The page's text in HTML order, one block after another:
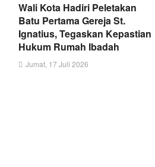
Wali Kota Hadiri Peletakan
Batu Pertama Gereja St.
Ignatius, Tegaskan Kepastian
Hukum Rumah Ibadah
Jumat, 17 Juli 2026